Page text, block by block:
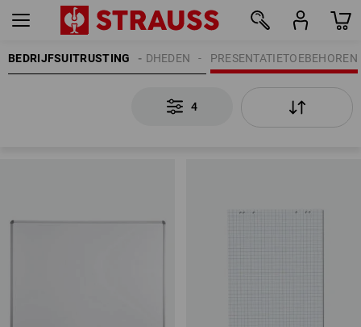
BEDRIJFSUITRUSTING PRESENTATIETOEBEHOREN
KANTOORBENODIGDHEDEN
4